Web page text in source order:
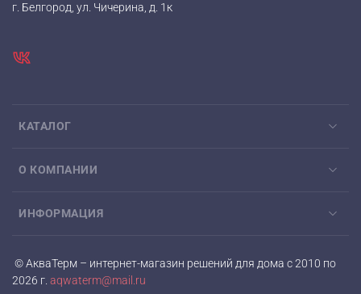
КАТАЛОГ
О КОМПАНИИ
ИНФОРМАЦИЯ
г. Белгород, ул. Чичерина, д. 1к
© АкваТерм – интернет-магазин решений для дома с 2010 по
2026 г. aqwaterm@mail.ru